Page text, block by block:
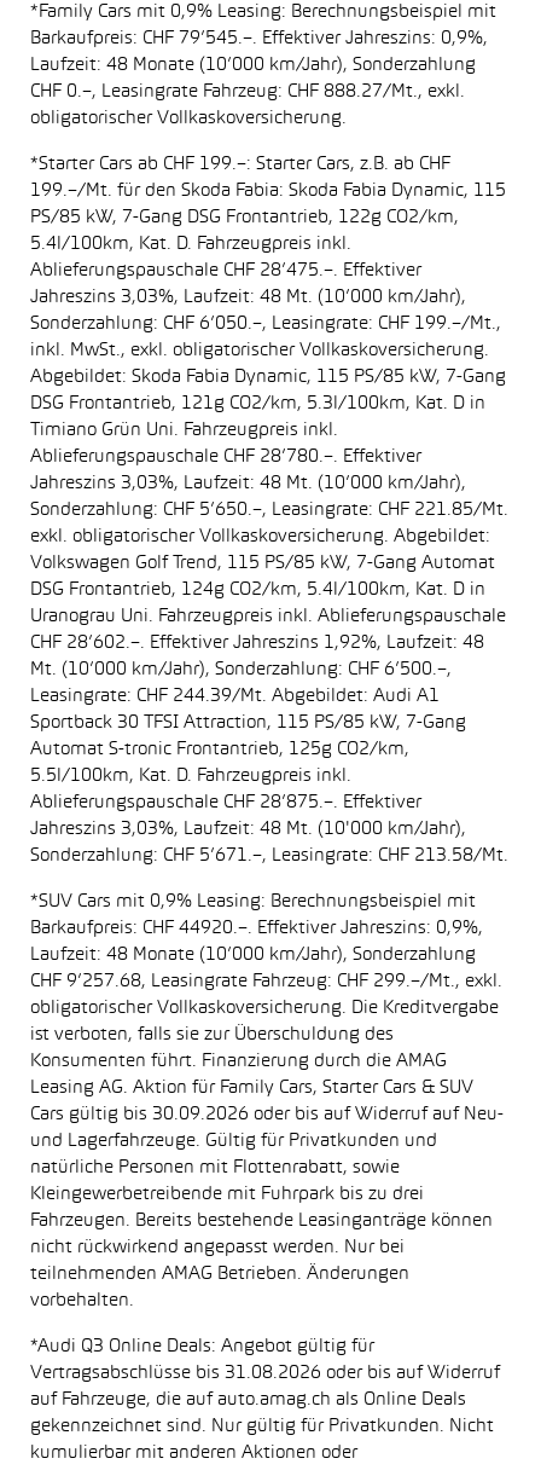
*Family Cars mit 0,9% Leasing: Berechnungsbeispiel mit
Barkaufpreis: CHF 79’545.–. Effektiver Jahreszins: 0,9%,
Laufzeit: 48 Monate (10’000 km/Jahr), Sonderzahlung
CHF 0.–, Leasingrate Fahrzeug: CHF 888.27/Mt., exkl.
obligatorischer Vollkaskoversicherung.
*Starter Cars ab CHF 199.–: Starter Cars, z.B. ab CHF
199.–/Mt. für den Skoda Fabia: Skoda Fabia Dynamic, 115
PS/85 kW, 7-Gang DSG Frontantrieb, 122g CO2/km,
5.4l/100km, Kat. D. Fahrzeugpreis inkl.
Ablieferungspauschale CHF 28’475.–. Effektiver
Jahreszins 3,03%, Laufzeit: 48 Mt. (10’000 km/Jahr),
Sonderzahlung: CHF 6’050.–, Leasingrate: CHF 199.–/Mt.,
inkl. MwSt., exkl. obligatorischer Vollkaskoversicherung.
Abgebildet: Skoda Fabia Dynamic, 115 PS/85 kW, 7-Gang
DSG Frontantrieb, 121g CO2/km, 5.3l/100km, Kat. D in
Timiano Grün Uni. Fahrzeugpreis inkl.
Ablieferungspauschale CHF 28’780.–. Effektiver
Jahreszins 3,03%, Laufzeit: 48 Mt. (10’000 km/Jahr),
Sonderzahlung: CHF 5’650.–, Leasingrate: CHF 221.85/Mt.
exkl. obligatorischer Vollkaskoversicherung. Abgebildet:
Volkswagen Golf Trend, 115 PS/85 kW, 7-Gang Automat
DSG Frontantrieb, 124g CO2/km, 5.4l/100km, Kat. D in
Uranograu Uni. Fahrzeugpreis inkl. Ablieferungspauschale
CHF 28’602.–. Effektiver Jahreszins 1,92%, Laufzeit: 48
Mt. (10’000 km/Jahr), Sonderzahlung: CHF 6’500.–,
Leasingrate: CHF 244.39/Mt. Abgebildet: Audi A1
Sportback 30 TFSI Attraction, 115 PS/85 kW, 7-Gang
Automat S-tronic Frontantrieb, 125g CO2/km,
5.5l/100km, Kat. D. Fahrzeugpreis inkl.
Ablieferungspauschale CHF 28’875.–. Effektiver
Jahreszins 3,03%, Laufzeit: 48 Mt. (10'000 km/Jahr),
Sonderzahlung: CHF 5’671.–, Leasingrate: CHF 213.58/Mt.
*SUV Cars mit 0,9% Leasing: Berechnungsbeispiel mit
Barkaufpreis: CHF 44920.–. Effektiver Jahreszins: 0,9%,
Laufzeit: 48 Monate (10’000 km/Jahr), Sonderzahlung
CHF 9’257.68, Leasingrate Fahrzeug: CHF 299.–/Mt., exkl.
obligatorischer Vollkaskoversicherung. Die Kreditvergabe
ist verboten, falls sie zur Überschuldung des
Konsumenten führt. Finanzierung durch die AMAG
Leasing AG. Aktion für Family Cars, Starter Cars & SUV
Cars gültig bis 30.09.2026 oder bis auf Widerruf auf Neu-
und Lagerfahrzeuge. Gültig für Privatkunden und
natürliche Personen mit Flottenrabatt, sowie
Kleingewerbetreibende mit Fuhrpark bis zu drei
Fahrzeugen. Bereits bestehende Leasinganträge können
nicht rückwirkend angepasst werden. Nur bei
teilnehmenden AMAG Betrieben. Änderungen
vorbehalten.
*Audi Q3 Online Deals: Angebot gültig für
Vertragsabschlüsse bis 31.08.2026 oder bis auf Widerruf
auf Fahrzeuge, die auf auto.amag.ch als Online Deals
gekennzeichnet sind. Nur gültig für Privatkunden. Nicht
kumulierbar mit anderen Aktionen oder